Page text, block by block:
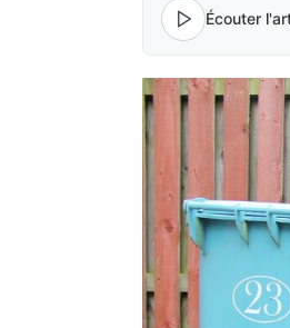
Écouter